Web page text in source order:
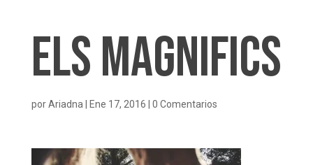
Els Magnifics
porAriadna Ene 17, 2016 0 Comentarios